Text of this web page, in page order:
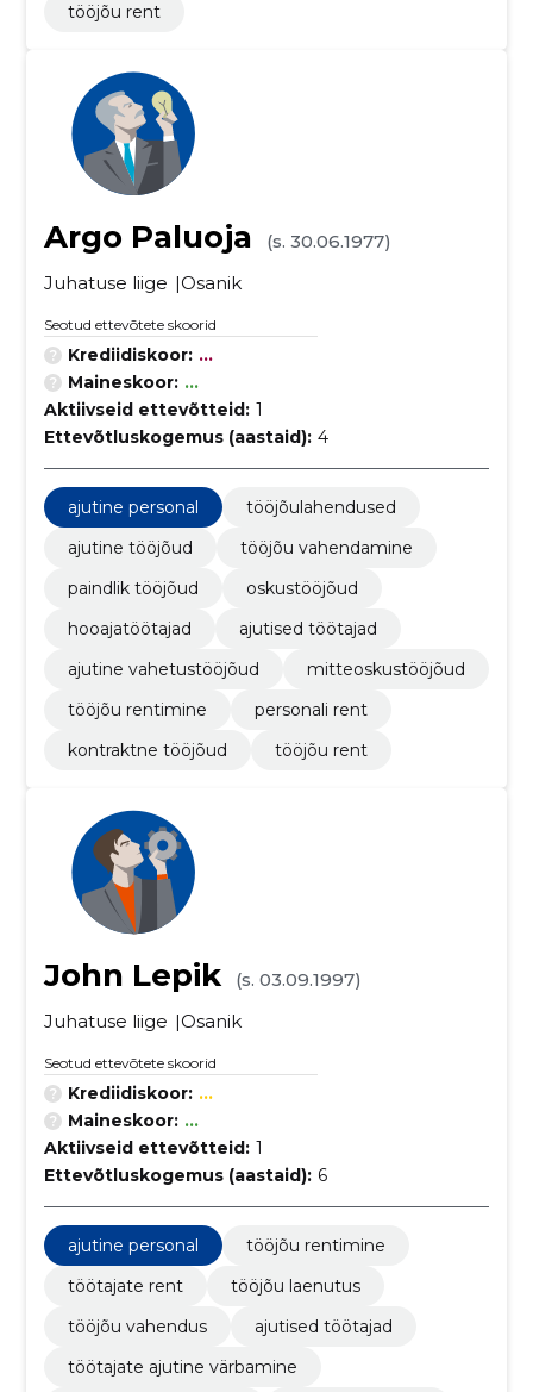
tööjõu rent
Argo Paluoja
(s. 30.06.1977)
Juhatuse liige
Osanik
Seotud ettevõtete skoorid
Krediidiskoor: ...
Maineskoor: ...
Aktiivseid ettevõtteid: 1
Ettevõtluskogemus (aastaid): 4
ajutine personal
tööjõulahendused
ajutine tööjõud
tööjõu vahendamine
paindlik tööjõud
oskustööjõud
hooajatöötajad
ajutised töötajad
ajutine vahetustööjõud
mitteoskustööjõud
tööjõu rentimine
personali rent
kontraktne tööjõud
tööjõu rent
John Lepik
(s. 03.09.1997)
Juhatuse liige
Osanik
Seotud ettevõtete skoorid
Krediidiskoor: ...
Maineskoor: ...
Aktiivseid ettevõtteid: 1
Ettevõtluskogemus (aastaid): 6
ajutine personal
tööjõu rentimine
töötajate rent
tööjõu laenutus
tööjõu vahendus
ajutised töötajad
töötajate ajutine värbamine